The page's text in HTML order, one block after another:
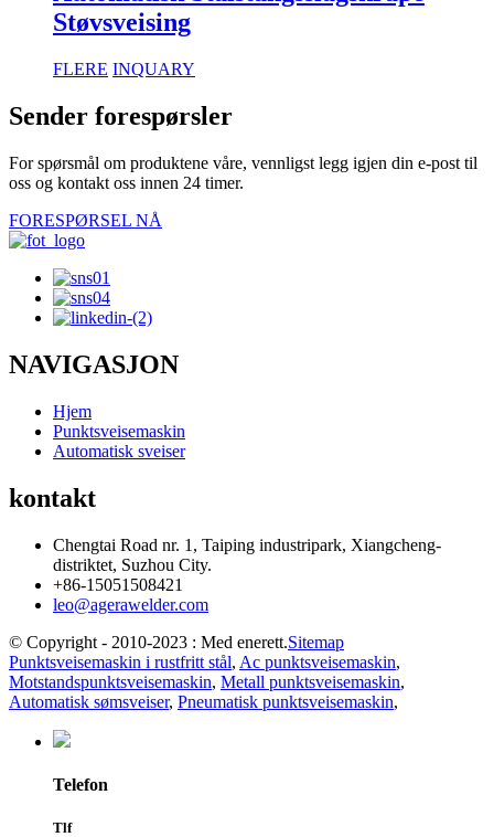
Støvsveising
FLERE INQUARY
Sender forespørsler
For spørsmål om produktene våre, vennligst legg igjen din e-post til
oss og kontakt oss innen 24 timer.
FORESPØRSEL NÅ
NAVIGASJON
Hjem
Punktsveisemaskin
Automatisk sveiser
kontakt
Chengtai Road nr. 1, Taiping industripark, Xiangcheng-
distriktet, Suzhou City.
+86-15051508421
leo@agerawelder.com
© Copyright - 2010-2023 : Med enerett.Sitemap
Punktsveisemaskin i rustfritt stål, Ac punktsveisemaskin,
Motstandspunktsveisemaskin, Metall punktsveisemaskin,
Automatisk sømsveiser, Pneumatisk punktsveisemaskin,
Telefon
Tlf